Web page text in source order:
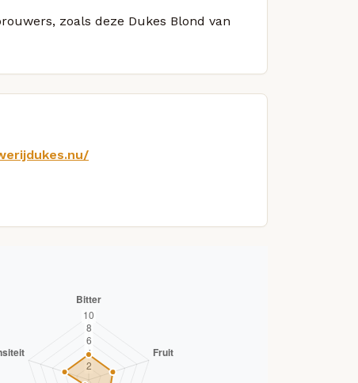
zoals deze Dukes Blond van